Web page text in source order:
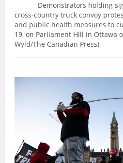
Demonstrators holding
cross-country truck convoy
and public health measures to
19, on Parliament Hill in Ottawa
Wyld/The Canadian Press)